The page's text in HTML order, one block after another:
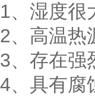
1、湿度很
2、高温热
3、存在强
4、具有腐